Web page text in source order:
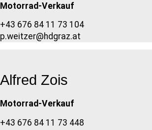
Motorrad-Verkauf
+43 676 84 11 73 104
p.weitzer@hdgraz.at
Alfred Zois
Motorrad-Verkauf
+43 676 84 11 73 448